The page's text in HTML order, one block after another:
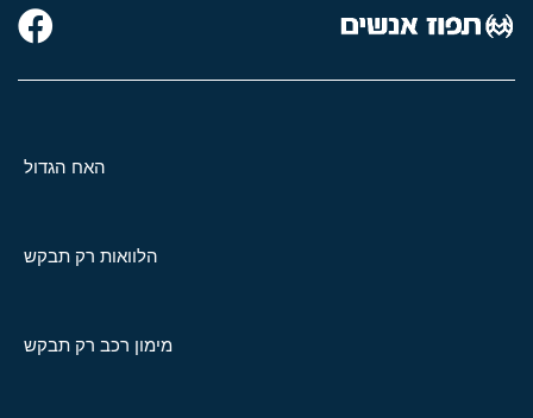
האח הגדול
הלוואות רק תבקש
מימון רכב רק תבקש